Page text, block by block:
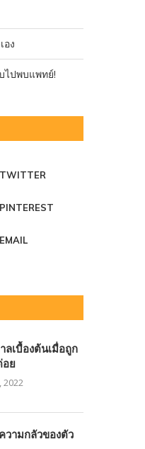
อง
ไปพบแพทย์!
TWITTER
PINTEREST
EMAIL
ลเบื้องต้นเมื่อถูก
อย
2022
วามกลัวของตัว